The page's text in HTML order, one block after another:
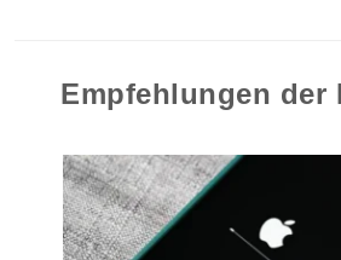
Empfehlungen der